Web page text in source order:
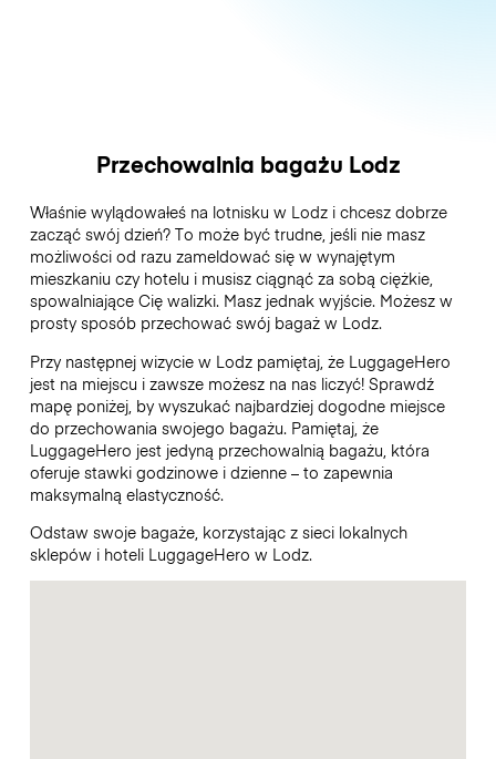
Przechowalnia bagażu Lodz
Właśnie wylądowałeś na lotnisku w Lodz i chcesz dobrze
zacząć swój dzień? To może być trudne, jeśli nie masz
możliwości od razu zameldować się w wynajętym
mieszkaniu czy hotelu i musisz ciągnąć za sobą ciężkie,
spowalniające Cię walizki. Masz jednak wyjście. Możesz w
prosty sposób przechować swój bagaż w Lodz.
Przy następnej wizycie w Lodz pamiętaj, że LuggageHero
jest na miejscu i zawsze możesz na nas liczyć! Sprawdź
mapę poniżej, by wyszukać najbardziej dogodne miejsce
do przechowania swojego bagażu. Pamiętaj, że
LuggageHero jest jedyną przechowalnią bagażu, która
oferuje stawki godzinowe i dzienne – to zapewnia
maksymalną elastyczność.
Odstaw swoje bagaże, korzystając z sieci lokalnych
sklepów i hoteli LuggageHero w Lodz.